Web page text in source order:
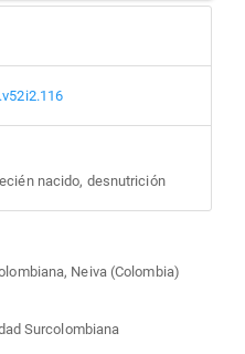
nacido, desnutrición
Neiva (Colombia)
Surcolombiana